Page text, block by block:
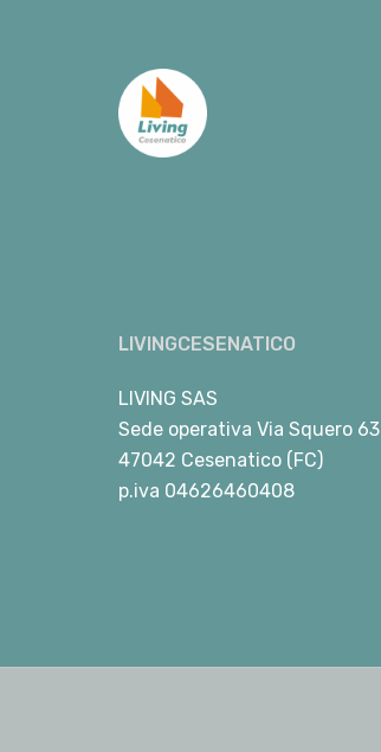
LIVINGCESENATICO
LIVING SAS
Sede operativa Via Squero 63
47042 Cesenatico (FC)
p.iva 04626460408